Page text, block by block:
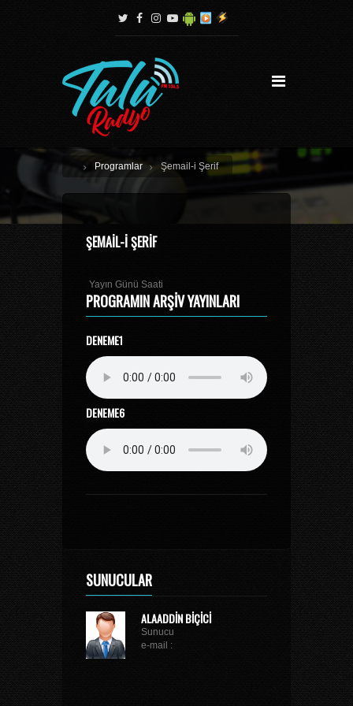
Programlar Şemail-i Şerif
ŞEMAIL-I ŞERIF
Yayın Günü Saati
PROGRAMIN ARŞIV YAYINLARI
DENEME1
DENEME6
SUNUCULAR
ALAADDIN BIÇICI
Sunucu
e-mail :